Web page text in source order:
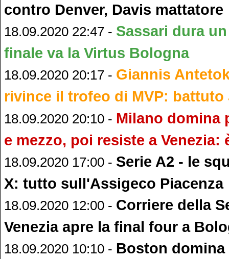
contro Denver, Davis mattatore
18.09.2020 22:47 - Sassari dura
finale va la Virtus Bologna
18.09.2020 20:17 - Giannis
rivince il trofeo di MVP: battuto
18.09.2020 20:10 - Milano domina
e mezzo, poi resiste a Venezia:
18.09.2020 17:00 - Serie A2 - le
X: tutto sull'Assigeco Piacenza
18.09.2020 12:00 - Corriere della
Venezia apre la final four a
18.09.2020 10:10 - Boston domina